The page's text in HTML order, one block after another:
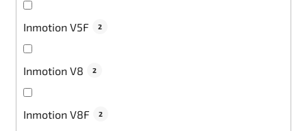
Inmotion V5F 2
Inmotion V8 2
Inmotion V8F 2